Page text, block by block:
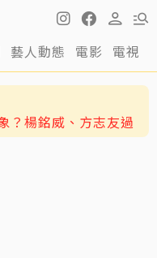
藝人動態 電影 電視